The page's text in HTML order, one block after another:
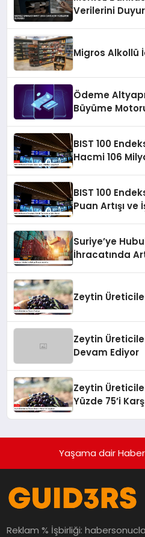
Verilerini
Migros Alkollü
Ödeme
Büyüme
BIST 100
Hacmi 106
BIST 100
Puan Artışı
Suriye’ye
İhracatında
Zeytin
Zeytin
Devam Ediyor
Zeytin
Yüzde 75’i
Yaşama dair
Reklam % İşbirliği: